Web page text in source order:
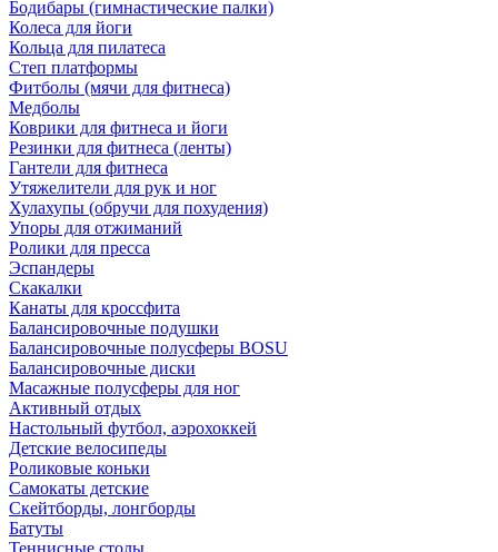
Бодибары (гимнастические палки)
Колеса для йоги
Кольца для пилатеса
Степ платформы
Фитболы (мячи для фитнеса)
Медболы
Коврики для фитнеса и йоги
Резинки для фитнеса (ленты)
Гантели для фитнеса
Утяжелители для рук и ног
Хулахупы (обручи для похудения)
Упоры для отжиманий
Ролики для пресса
Эспандеры
Скакалки
Канаты для кроссфита
Балансировочные подушки
Балансировочные полусферы BOSU
Балансировочные диски
Масажные полусферы для ног
Активный отдых
Настольный футбол, аэрохоккей
Детские велосипеды
Роликовые коньки
Самокаты детские
Скейтборды, лонгборды
Батуты
Теннисные столы